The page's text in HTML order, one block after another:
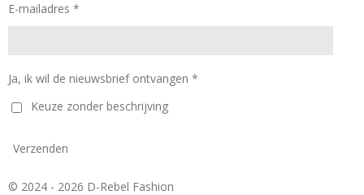
E-mailadres *
Ja, ik wil de nieuwsbrief ontvangen *
Keuze zonder beschrijving
Verzenden
© 2024 - 2026 D-Rebel Fashion